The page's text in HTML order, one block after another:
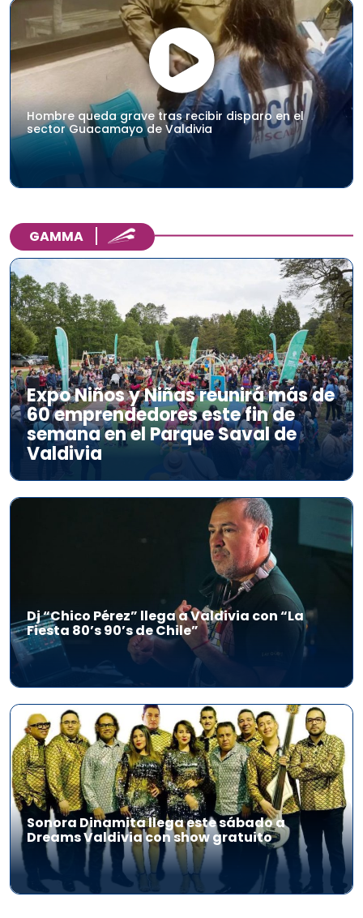
Hombre queda grave tras recibir disparo en el
sector Guacamayo de Valdivia
GAMMA
Expo Niños y Niñas reunirá más de
60 emprendedores este fin de
semana en el Parque Saval de
Valdivia
Dj “Chico Pérez” llega a Valdivia con “La
Fiesta 80’s 90’s de Chile”
Sonora Dinamita llega este sábado a
Dreams Valdivia con show gratuito